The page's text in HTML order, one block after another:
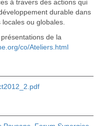
à travers des actions qui
durable dans
ou globales.
de la
co/Ateliers.html